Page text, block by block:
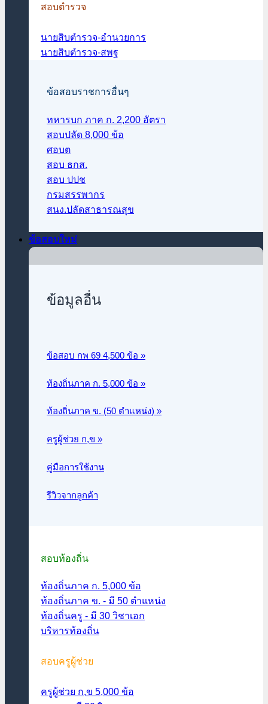
สอบตำรวจ
นายสิบตำรวจ-อำนวยการ
นายสิบตำรวจ-สพฐ
ข้อสอบราชการอื่นๆ
ทหารบก ภาค ก. 2,200 อัตรา
สอบปลัด 8,000 ข้อ
ศอบต
สอบ ธกส.
สอบ ปปช
กรมสรรพากร
สนง.ปลัดสาธารณสุข
ข้อสอบใหม่
ข้อมูลอื่น
ข้อสอบ กพ 69 4,500 ข้อ »
ท้องถิ่นภาค ก. 5,000 ข้อ »
ท้องถิ่นภาค ข. (50 ตำแหน่ง) »
ครูผู้ช่วย ก,ข »
คู่มือการใช้งาน
รีวิวจากลูกค้า
สอบท้องถิ่น
ท้องถิ่นภาค ก. 5,000 ข้อ
ท้องถิ่นภาค ข. - มี 50 ตำแหน่ง
ท้องถิ่นครู - มี 30 วิชาเอก
บริหารท้องถิ่น
สอบครูผู้ช่วย
ครูผู้ช่วย ก,ข 5,000 ข้อ